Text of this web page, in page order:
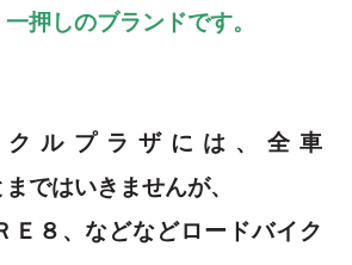
押しのブランドです。
ルプラザには、全車
ではいきませんが、
Ｅ８、などなどロードバイク